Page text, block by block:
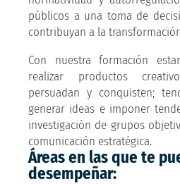
públicos a una toma de
contribuyan a la
Con nuestra formación
realizar productos
persuadan y conquisten;
generar ideas e imponer
investigación de grupos
comunicación estratégica.
Áreas en las que te
desempeñar: